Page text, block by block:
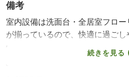
備考
室内設備は洗面台・全居室フロ
が揃っているので、快適に過ごし
す。２駅利用可能なアクセスの良
室の物件です。物件内の不備や
続きを見る